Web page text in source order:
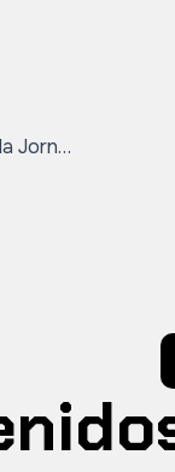
11ª edición del Premio CONAREC a la Construcción de la Jornada del Cliente